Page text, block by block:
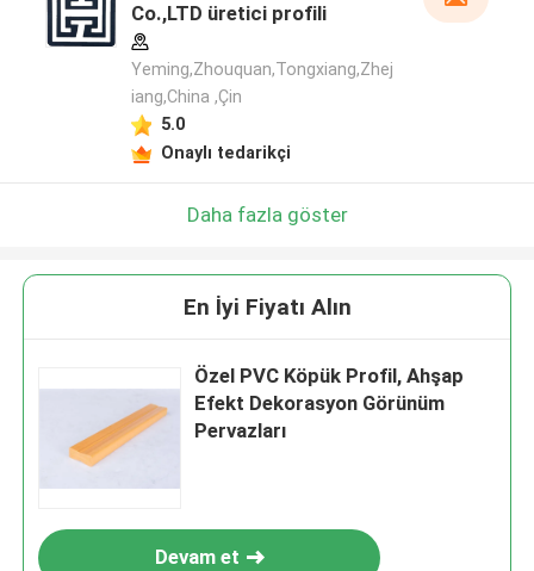
Co.,LTD üretici profili
Yeming,Zhouquan,Tongxiang,Zhej
iang,China ,Çin
5.0
Onaylı tedarikçi
Daha fazla göster
En İyi Fiyatı Alın
Özel PVC Köpük Profil, Ahşap
Efekt Dekorasyon Görünüm
Pervazları
Devam et